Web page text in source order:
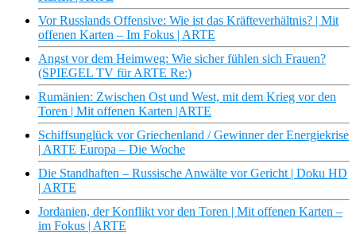
Vor Russlands Offensive: Wie ist das Kräfteverhältnis? | Mit
offenen Karten – Im Fokus | ARTE
Angst vor dem Heimweg: Wie sicher fühlen sich Frauen?
(SPIEGEL TV für ARTE Re:)
Rumänien: Zwischen Ost und West, mit dem Krieg vor den
Toren | Mit offenen Karten |ARTE
Schiffsunglück vor Griechenland / Gewinner der Energiekrise
| ARTE Europa – Die Woche
Die Standhaften – Russische Anwälte vor Gericht | Doku HD
| ARTE
Jordanien, der Konflikt vor den Toren | Mit offenen Karten –
im Fokus | ARTE